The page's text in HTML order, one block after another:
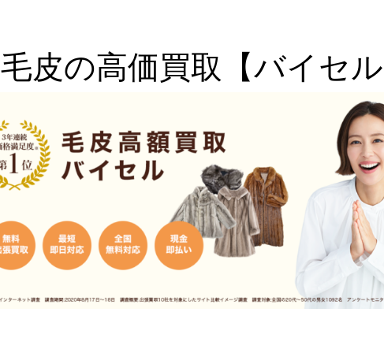
毛皮の高価買取【バイセ